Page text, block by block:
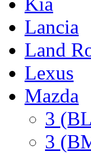
Lancia
Land
Lexus
Mazda
3
3